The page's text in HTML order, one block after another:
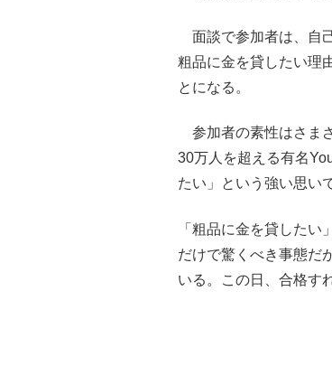
面談で参加者は、自
粗品に金を貸したい理
とになる。
参加者の素性はさま
30万人を超える有名
たい」という強い思い
「粗品に金を貸した
だけで驚くべき事態だ
いる。この日、合格す